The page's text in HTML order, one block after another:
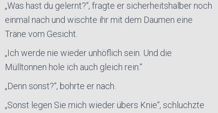
„Was hast du gelernt?“, fragte er sicherheitshalber noch
einmal nach und wischte ihr mit dem Daumen eine
Träne vom Gesicht.
„Ich werde nie wieder unhöflich sein. Und die
Mülltonnen hole ich auch gleich rein.“
„Denn sonst?“, bohrte er nach.
„Sonst legen Sie mich wieder übers Knie“, schluchzte